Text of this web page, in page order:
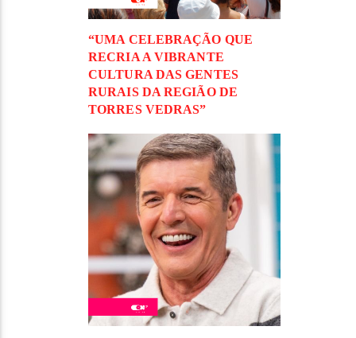
“UMA CELEBRAÇÃO QUE
RECRIA A VIBRANTE
CULTURA DAS GENTES
RURAIS DA REGIÃO DE
TORRES VEDRAS”